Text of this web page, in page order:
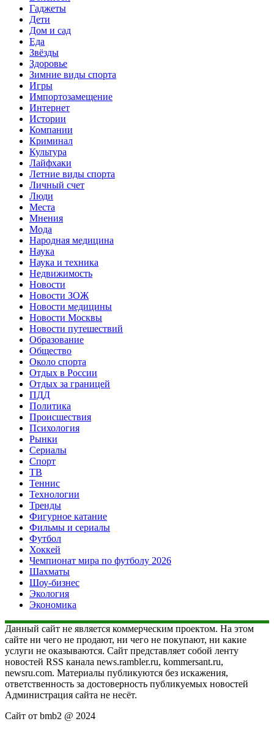
Гаджеты
Дети
Дом и сад
Еда
Звёзды
Здоровье
Зимние виды спорта
Игры
Импортозамещение
Интернет
Истории
Компании
Криминал
Культура
Лайфхаки
Летние виды спорта
Личный счет
Люди
Места
Мнения
Мода
Народная медицина
Наука
Наука и техника
Недвижимость
Новости
Новости ЗОЖ
Новости медицины
Новости Москвы
Новости путешествий
Образование
Общество
Около спорта
Отдых в России
Отдых за границей
ПДД
Политика
Происшествия
Психология
Рынки
Сериалы
Спорт
ТВ
Теннис
Технологии
Тренды
Фигурное катание
Фильмы и сериалы
Футбол
Хоккей
Чемпионат мира по футболу 2026
Шахматы
Шоу-бизнес
Экология
Экономика
Данный сайт не является коммерческим проектом. На этом
сайте ни чего не продают, ни чего не покупают, ни какие
услуги не оказываются. Сайт представляет собой ленту
новостей RSS канала news.rambler.ru, kommersant.ru,
newsru.com. Материалы публикуются без искажения,
ответственность за достоверность публикуемых новостей
Администрация сайта не несёт.
Сайт от bmb2 @ 2024